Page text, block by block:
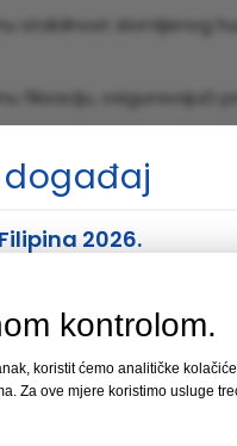
stabilnost slomljenog
fiksaciju, osiguravajući
manje rezove, što
do slomljene kosti,
događaj
2026.
2026.
35
kontrolom.
koristit ćemo analitičke
Za ove mjere koristimo usluge